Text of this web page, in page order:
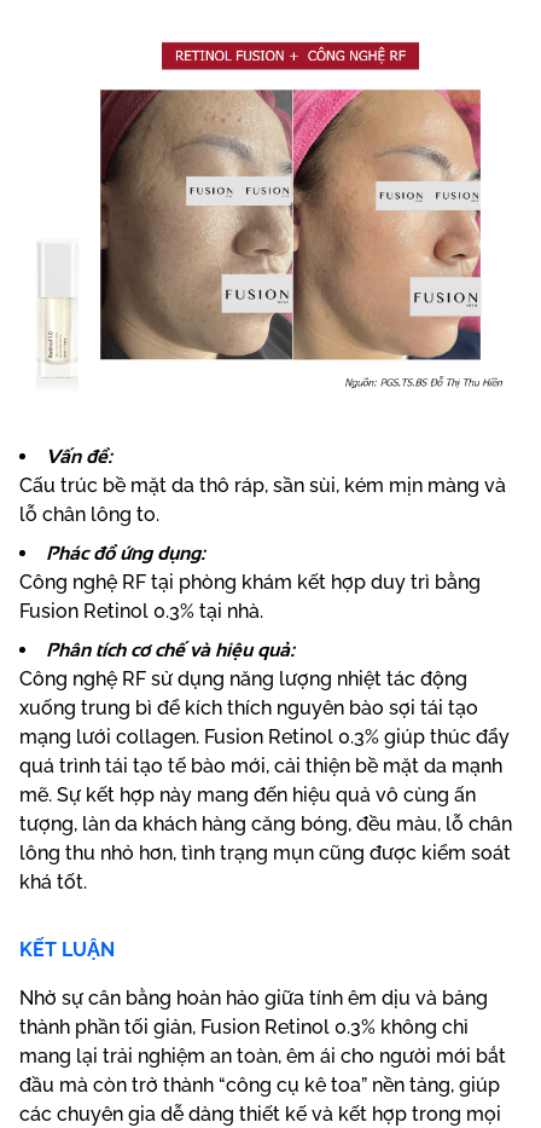
Vấn đề:
Cấu trúc bề mặt da thô ráp, sần sùi, kém mịn màng và
lỗ chân lông to.
Phác đồ ứng dụng:
Công nghệ RF tại phòng khám kết hợp duy trì bằng
Fusion Retinol 0.3% tại nhà.
Phân tích cơ chế và hiệu quả:
Công nghệ RF sử dụng năng lượng nhiệt tác động
xuống trung bì để kích thích nguyên bào sợi tái tạo
mạng lưới collagen. Fusion Retinol 0.3% giúp thúc đẩy
quá trình tái tạo tế bào mới, cải thiện bề mặt da mạnh
mẽ. Sự kết hợp này mang đến hiệu quả vô cùng ấn
tượng, làn da khách hàng căng bóng, đều màu, lỗ chân
lông thu nhỏ hơn, tình trạng mụn cũng được kiểm soát
khá tốt.
KẾT LUẬN
Nhờ sự cân bằng hoàn hảo giữa tính êm dịu và bảng
thành phần tối giản, Fusion Retinol 0.3% không chỉ
mang lại trải nghiệm an toàn, êm ái cho người mới bắt
đầu mà còn trở thành “công cụ kê toa” nền tảng, giúp
các chuyên gia dễ dàng thiết kế và kết hợp trong mọi